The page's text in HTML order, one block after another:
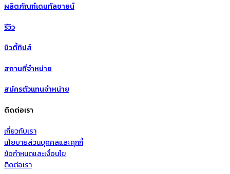
ผลิตภัณฑ์เดนทัลซายน์
รีวิว
บิวตี้ทิปส์
สถานที่จำหน่าย
สมัครตัวแทนจำหน่าย
ติดต่อเรา
เกี่ยวกับเรา
นโยบายส่วนบุคคลและคุกกี้
ข้อกำหนดและเงื่อนไข
ติดต่อเรา